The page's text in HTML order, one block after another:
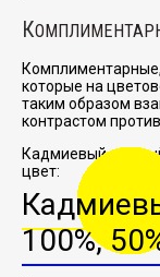
К
которые на
таким образом
контрастом
Кадмиевый
цвет:
100%,